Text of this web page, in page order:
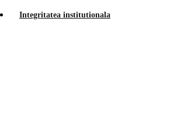
Integritatea institutionala